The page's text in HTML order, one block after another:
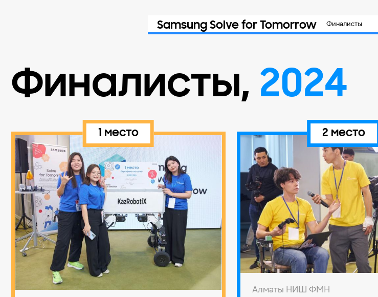
Samsung Solve for Tomorrow Финалисты
Финалисты, 2024
1 место 2 место
Алматы НИШ ФМН